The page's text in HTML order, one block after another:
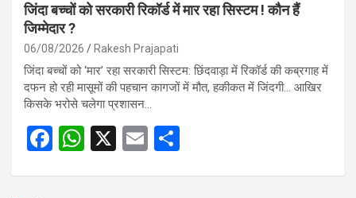
जिंदा बच्चों को सरकारी रिकॉर्ड में मार रहा सिस्टम ! कौन हैं
जिम्मेदार ?
06/08/2026 Rakesh Prajapati
जिंदा बच्चों को ‘मार’ रहा सरकारी सिस्टम: छिंदवाड़ा में रिकॉर्ड की कब्रगाह में
दफन हो रही मासूमों की पहचान कागजों में मौत, हकीकत में जिंदगी… आखिर
किसके भरोसे चलेगा प्रशासन…
F
W X
E